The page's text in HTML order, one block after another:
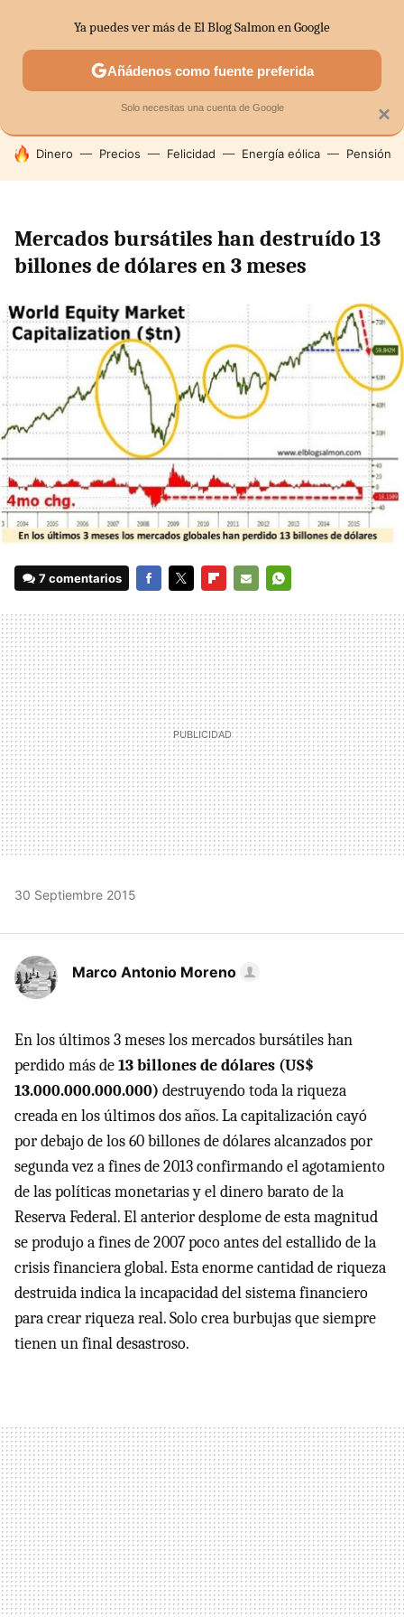
SECTORES ECONOMÍA DOMÉSTICA MERCADOS
HOY SE HABLA DE
Dinero Precios Felicidad Energía eólica Pensión
Mercados bursátiles han destruído 13
billones de dólares en 3 meses
7 comentarios
MAIL
30 Septiembre 2015
Marco Antonio Moreno
En los últimos 3 meses los mercados bursátiles han
perdido más de13 billones de dólares (US$
13.000.000.000.000) destruyendo toda la riqueza
creada en los últimos dos años. La capitalización cayó
por debajo de los 60 billones de dólares alcanzados por
segunda vez a fines de 2013 confirmando el agotamiento
de las políticas monetarias y el dinero barato de la
Reserva Federal. El anterior desplome de esta magnitud
se produjo a fines de 2007 poco antes del estallido de la
crisis financiera global. Esta enorme cantidad de riqueza
destruida indica la incapacidad del sistema financiero
para crear riqueza real. Solo crea burbujas que siempre
tienen un final desastroso.
×
Ya puedes ver más de El Blog Salmon en Google
Añádenos como fuente preferida
Solo necesitas una cuenta de Google